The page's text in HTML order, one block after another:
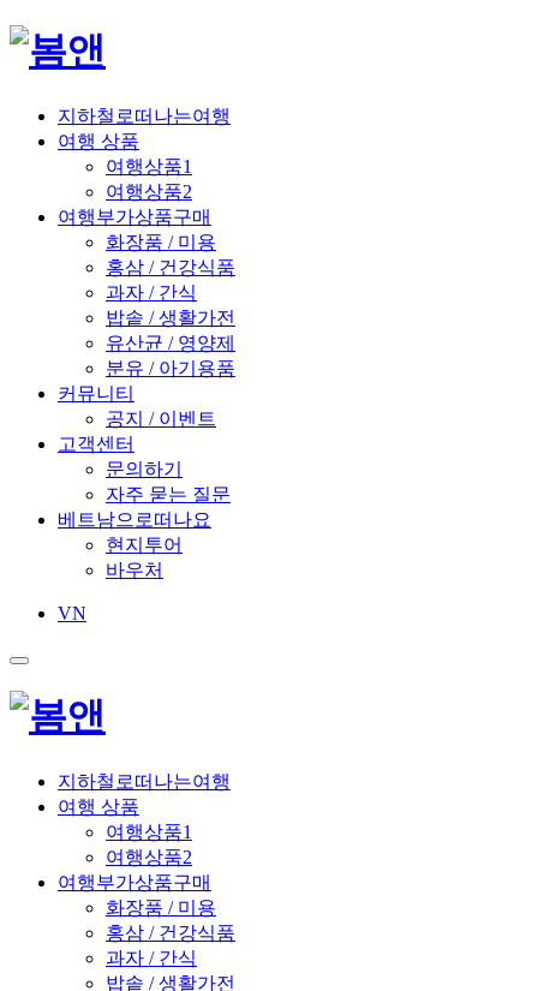
지하철로떠나는여행
여행 상품
여행상품1
여행상품2
여행부가상품구매
화장품 / 미용
홍삼 / 건강식품
과자 / 간식
밥솥 / 생활가전
유산균 / 영양제
분유 / 아기용품
커뮤니티
공지 / 이벤트
고객센터
문의하기
자주 묻는 질문
베트남으로떠나요
현지투어
바우처
VN
지하철로떠나는여행
여행 상품
여행상품1
여행상품2
여행부가상품구매
화장품 / 미용
홍삼 / 건강식품
과자 / 간식
밥솥 / 생활가전